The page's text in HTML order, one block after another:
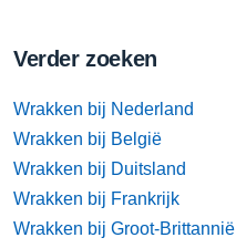
Verder zoeken
Wrakken bij Nederland
Wrakken bij België
Wrakken bij Duitsland
Wrakken bij Frankrijk
Wrakken bij Groot-Brittannië